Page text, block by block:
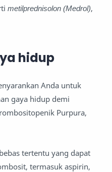
metilprednisolon (Medrol),
hidup
Anda untuk
gaya hidup demi
Purpura,
tertentu yang dapat
termasuk aspirin,